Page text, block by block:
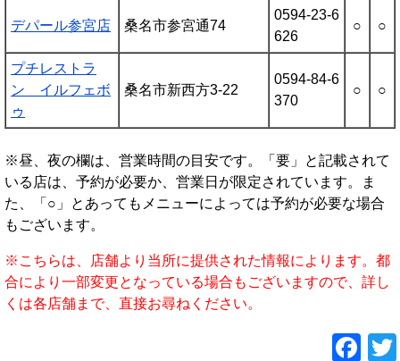
デパール参宮店 桑名市参宮通74
0594-23-6
626
○ ○
プチレストラ
ン イルフェボ
ゥ
桑名市新西方3-22
0594-84-6
370
○ ○
※昼、夜の欄は、営業時間の目安です。「要」と記載されて
いる店は、予約が必要か、営業日が限定されています。ま
た、「○」とあってもメニューによっては予約が必要な場合
もございます。
※こちらは、店舗より当所に提供された情報によります。都
合により一部変更となっている場合もございますので、詳し
くは各店舗まで、直接お尋ねください。
F